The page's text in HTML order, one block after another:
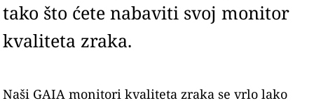
tako što ćete nabaviti svoj monitor
kvaliteta zraka.
Naši GAIA monitori kvaliteta zraka se vrlo lako